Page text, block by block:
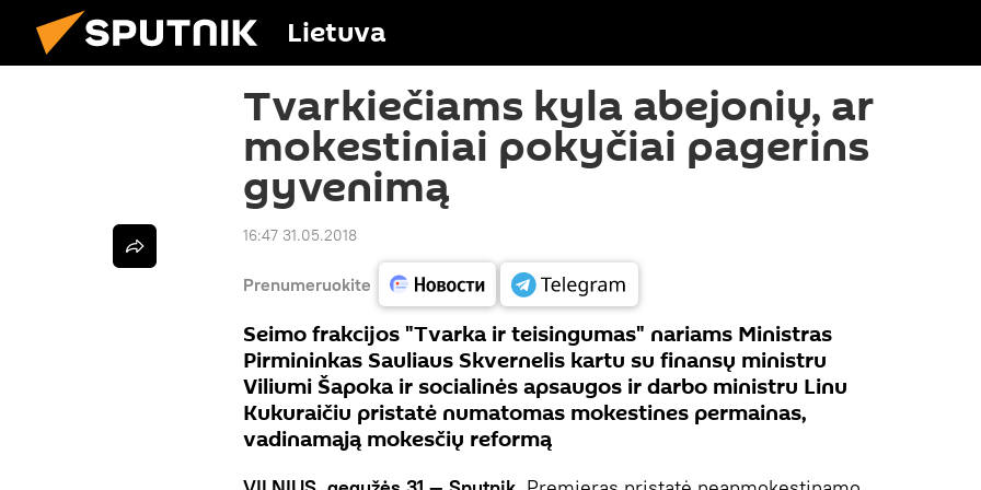
Lietuva
Tvarkiečiams kyla abejonių, ar
mokestiniai pokyčiai pagerins
gyvenimą
16:47 31.05.2018
Prenumeruokite
Seimo frakcijos "Tvarka ir teisingumas" nariams Ministras
Pirmininkas Sauliaus Skvernelis kartu su finansų ministru
Viliumi Šapoka ir socialinės apsaugos ir darbo ministru Linu
Kukuraičiu pristatė numatomas mokestines permainas,
vadinamąją mokesčių reformą